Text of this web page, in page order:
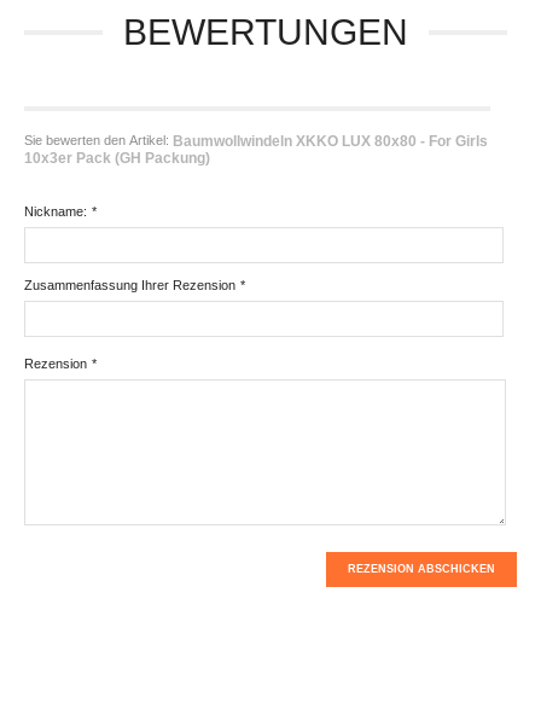
BEWERTUNGEN
Sie bewerten den Artikel: Baumwollwindeln XKKO LUX 80x80 - For Girls
10x3er Pack (GH Packung)
*
Nickname:
*
Zusammenfassung Ihrer Rezension
*
Rezension
REZENSION ABSCHICKEN